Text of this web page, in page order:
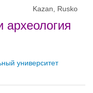
Kazan, Rusko
археология
университет